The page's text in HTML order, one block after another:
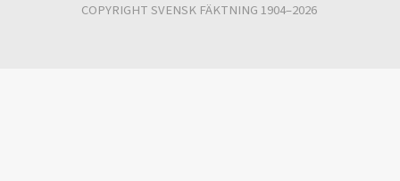
COPYRIGHT SVENSK FÄKTNING 1904–2026